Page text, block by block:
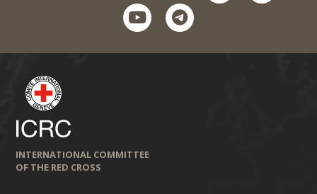
youtubetelegram
INTERNATIONAL COMMITTEE
OF THE RED CROSS